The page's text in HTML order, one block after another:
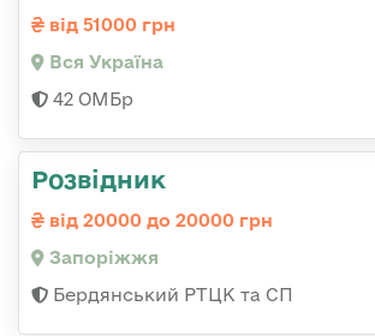
від 51000 грн
Вся Україна
42 ОМБр
Розвідник
від 20000 до 20000 грн
Запоріжжя
Бердянський РТЦК та СП